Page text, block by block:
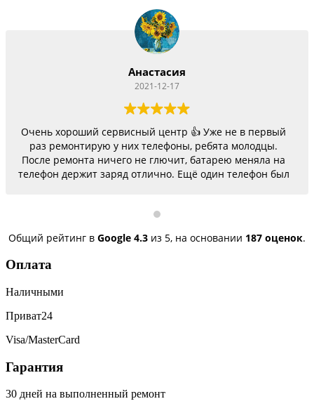
Анастасия
2021-12-17
Очень хороший сервисный центр 👍 Уже не в первый
раз ремонтирую у них телефоны, ребята молодцы.
После ремонта ничего не глючит, батарею меняла на
телефон держит заряд отлично. Ещё один телефон был
сегодня получила телефон, всё исправили, заряд
Общий рейтинг в Google 4.3 из 5, на основании 187 оценок.
Оплата
Наличными
Приват24
Visa/MasterCard
Гарантия
30 дней на выполненный ремонт